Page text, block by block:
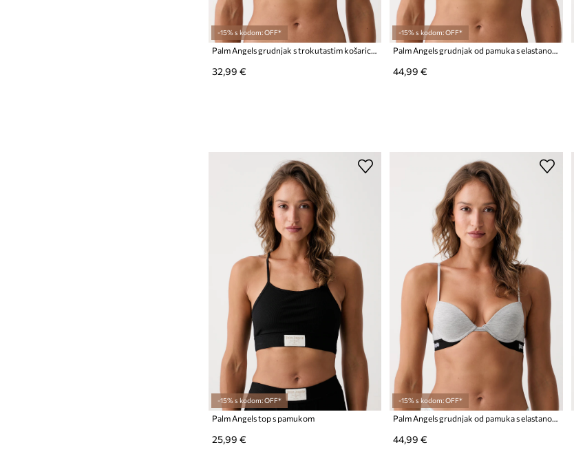
-15% s kodom: OFF*
32,99 €
-15% s kodom: OFF*
44,99 €
-15% s kodom: OFF*
Palm Angels top s pamukom
25,99 €
-15% s kodom: OFF*
Palm Angels grudnjak od pamuka s elastanom
44,99 €